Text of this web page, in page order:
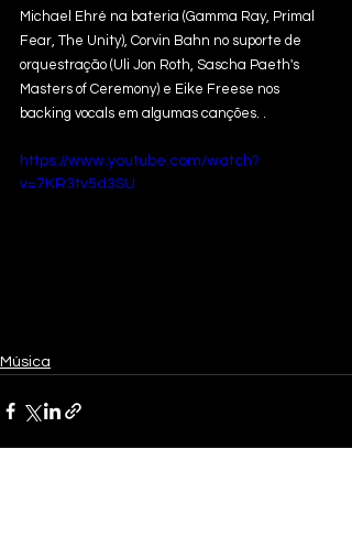
Michael Ehré na bateria (Gamma Ray, Primal
Fear, The Unity), Corvin Bahn no suporte de
orquestração (Uli Jon Roth, Sascha Paeth's
Masters of Ceremony) e Eike Freese nos
backing vocals em algumas canções. .
https://www.youtube.com/watch?
v=7KR3tv5d3SU
Música